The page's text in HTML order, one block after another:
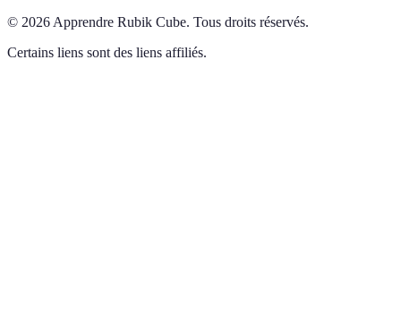
© 2026 Apprendre Rubik Cube. Tous droits réservés.
Certains liens sont des liens affiliés.